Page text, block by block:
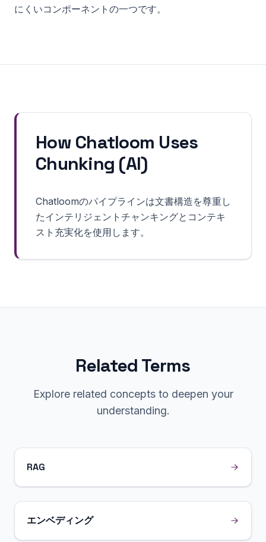
にくいコンポーネントの一つです。
How Chatloom Uses
Chunking (AI)
Chatloomのパイプラインは文書構造を尊重し
たインテリジェントチャンキングとコンテキ
スト充実化を使用します。
Related Terms
Explore related concepts to deepen your
understanding.
RAG
エンベディング